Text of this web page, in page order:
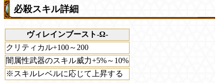
必殺スキル詳細
ヴィレインブースト-Ω-
クリティカル+100～200
闇属性武器のスキル威力+5%～10%
※スキルレベルに応じて上昇する